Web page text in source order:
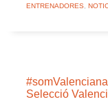
ENTRENADORES,
Selecció